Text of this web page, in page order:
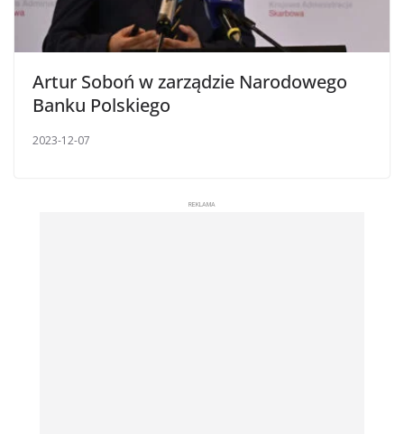
Artur Soboń w zarządzie Narodowego
Banku Polskiego
2023-12-07
REKLAMA